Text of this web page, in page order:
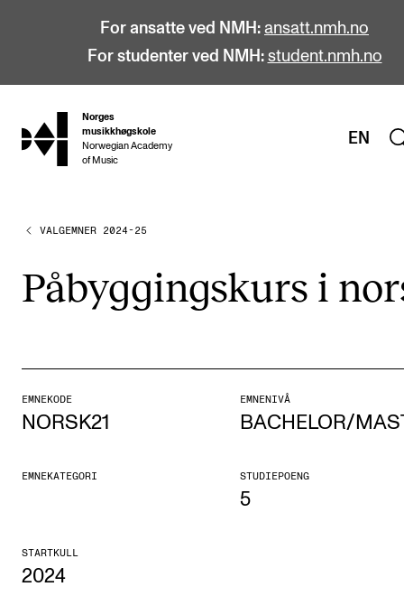
For ansatte ved NMH: ansatt.nmh.no
For studenter ved NMH: student.nmh.no
hjem
Norges
musikkhøgskole
Norwegian Academy
of Music
EN
STUDIER
Bachelor
Doktorgrad
Årsstudium og videreutdanning
Etterutdanning og kurs
Søknad og opptak
VALGEMNER 2024-25
Påbyg­gings­kurs i
EMNEKODE
NORSK21
EMNENIVÅ
BACHELOR/
EMNEKATEGORI STUDIEPOENG
5
STARTKULL
2024